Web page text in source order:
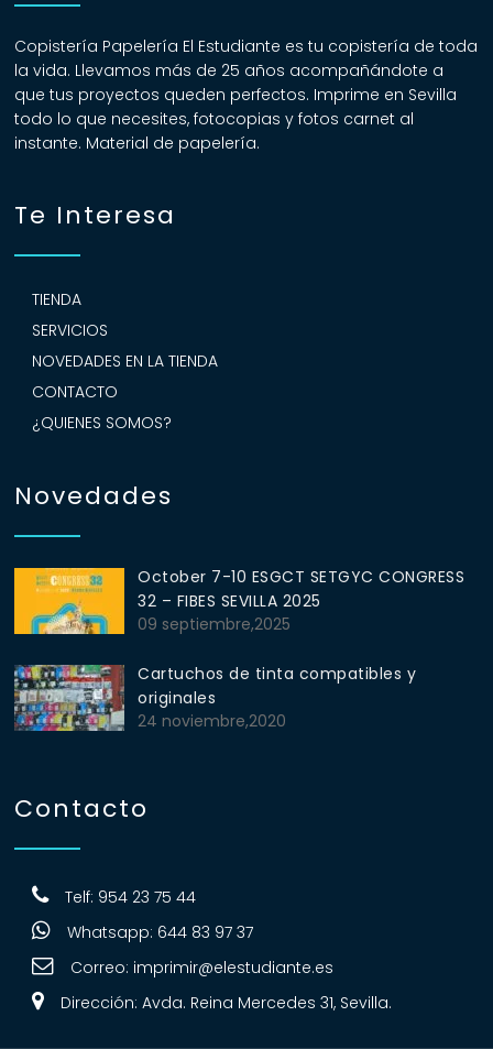
Copistería Papelería El Estudiante es tu copistería de toda
la vida. Llevamos más de 25 años acompañándote a
que tus proyectos queden perfectos. Imprime en Sevilla
todo lo que necesites, fotocopias y fotos carnet al
instante. Material de papelería.
Te Interesa
TIENDA
SERVICIOS
NOVEDADES EN LA TIENDA
CONTACTO
¿QUIENES SOMOS?
Novedades
October 7-10 ESGCT SETGYC CONGRESS
32 – FIBES SEVILLA 2025
09 septiembre,2025
Cartuchos de tinta compatibles y
originales
24 noviembre,2020
Contacto
Telf: 954 23 75 44
Whatsapp: 644 83 97 37
Correo: imprimir@elestudiante.es
Dirección: Avda. Reina Mercedes 31, Sevilla.